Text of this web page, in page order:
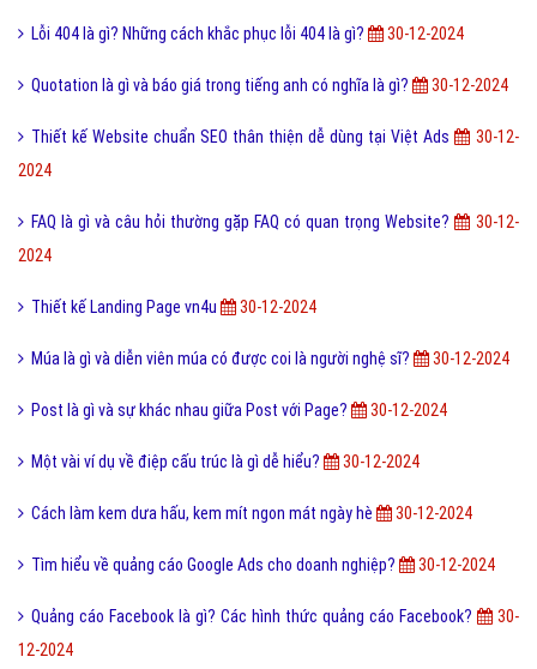
Lỗi 404 là gì? Những cách khắc phục lỗi 404 là gì? 30-12-2024
Quotation là gì và báo giá trong tiếng anh có nghĩa là gì? 30-12-2024
Thiết kế Website chuẩn SEO thân thiện dễ dùng tại Việt Ads
30-12-
2024
FAQ là gì và câu hỏi thường gặp FAQ có quan trọng Website?
30-12-
2024
Thiết kế Landing Page vn4u 30-12-2024
Múa là gì và diễn viên múa có được coi là người nghệ sĩ? 30-12-2024
Post là gì và sự khác nhau giữa Post với Page? 30-12-2024
Một vài ví dụ về điệp cấu trúc là gì dễ hiểu? 30-12-2024
Cách làm kem dưa hấu, kem mít ngon mát ngày hè 30-12-2024
Tìm hiểu về quảng cáo Google Ads cho doanh nghiệp? 30-12-2024
Quảng cáo Facebook là gì? Các hình thức quảng cáo Facebook?
30-
12-2024